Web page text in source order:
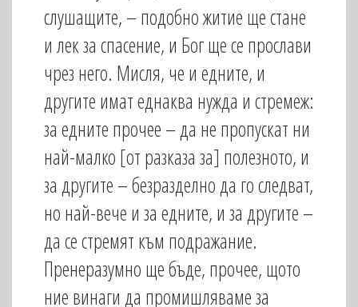
слушащите, – подобно житие ще стане
и лек за спасение, и Бог ще се прослави
чрез него. Мисля, че и едните, и
другите имат еднаква нужда и стремеж:
за едните прочее – да не пропускат ни
най-малко [от разказа за] полезното, и
за другите – безразделно да го следват,
но най-вече и за едните, и за другите –
да се стремят към подражание.
Пренеразумно ще бъде, прочее, щото
ние винаги да промишляваме за